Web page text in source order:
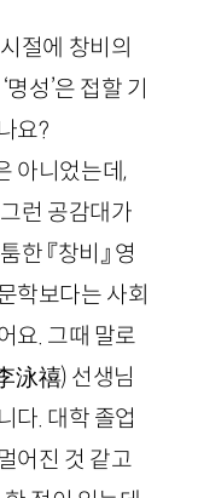
절에 창비의
성’은 접할 기
요?
아니었는데,
런 공감대가
『창비』 영
학보다는 사회
요. 그때 말로
泳禧) 선생님
다. 대학 졸업
어진 것 같고